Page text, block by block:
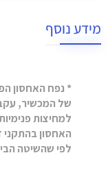
מידע נוסף
* נפח האחסון
של המכשיר,
למחיצות
האחסון בהתקני
לפי שהשיטה